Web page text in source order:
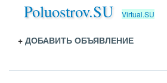
Poluostrov.SU Virtual.SU
+ ДОБАВИТЬ ОБЪЯВЛЕНИЕ